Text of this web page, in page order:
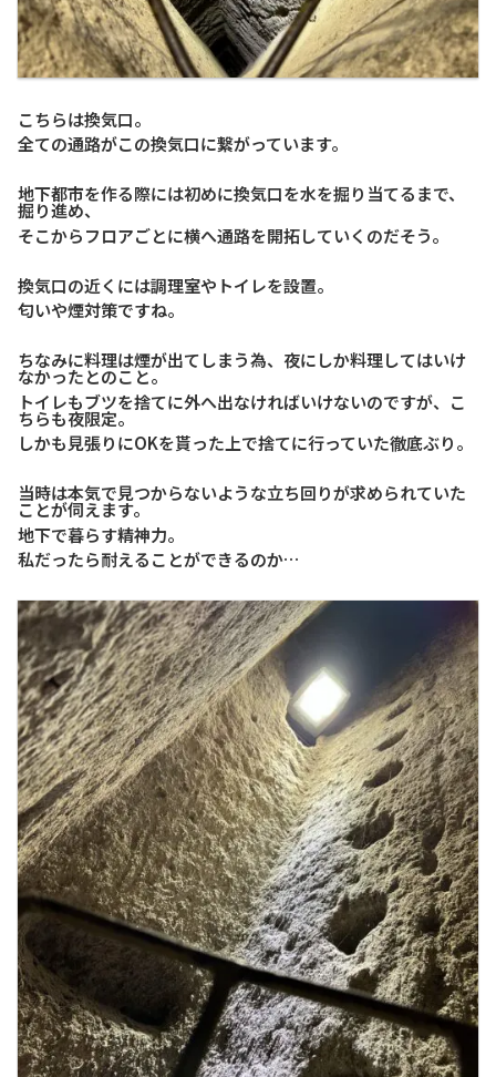
こちらは換気口。
全ての通路がこの換気口に繋がっています。
地下都市を作る際には初めに換気口を水を掘り当てるまで、
掘り進め、
そこからフロアごとに横へ通路を開拓していくのだそう。
換気口の近くには調理室やトイレを設置。
匂いや煙対策ですね。
ちなみに料理は煙が出てしまう為、夜にしか料理してはいけ
なかったとのこと。
トイレもブツを捨てに外へ出なければいけないのですが、こ
ちらも夜限定。
しかも見張りにOKを貰った上で捨てに行っていた徹底ぶり。
当時は本気で見つからないような立ち回りが求められていた
ことが伺えます。
地下で暮らす精神力。
私だったら耐えることができるのか…